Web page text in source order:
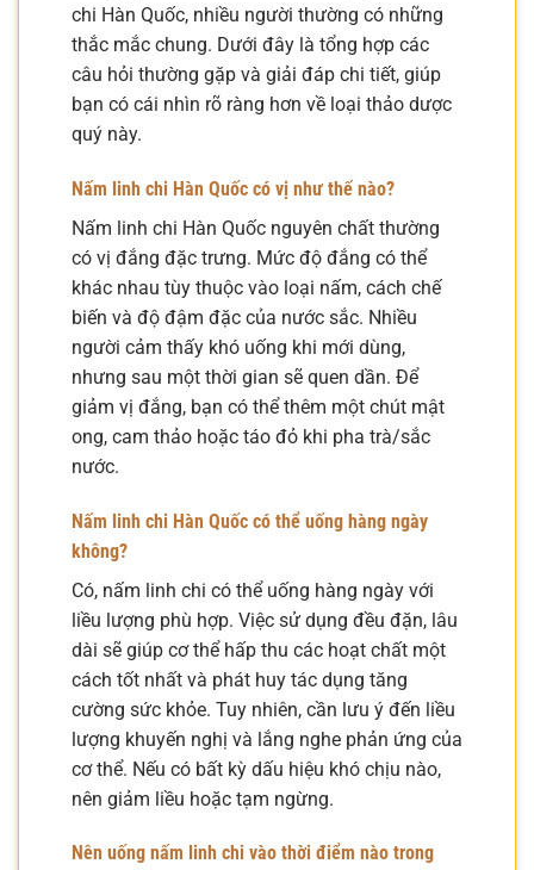
chi Hàn Quốc, nhiều người thường có những
thắc mắc chung. Dưới đây là tổng hợp các
câu hỏi thường gặp và giải đáp chi tiết, giúp
bạn có cái nhìn rõ ràng hơn về loại thảo dược
quý này.
Nấm linh chi Hàn Quốc có vị như thế nào?
Nấm linh chi Hàn Quốc nguyên chất thường
có vị đắng đặc trưng. Mức độ đắng có thể
khác nhau tùy thuộc vào loại nấm, cách chế
biến và độ đậm đặc của nước sắc. Nhiều
người cảm thấy khó uống khi mới dùng,
nhưng sau một thời gian sẽ quen dần. Để
giảm vị đắng, bạn có thể thêm một chút mật
ong, cam thảo hoặc táo đỏ khi pha trà/sắc
nước.
Nấm linh chi Hàn Quốc có thể uống hàng ngày
không?
Có, nấm linh chi có thể uống hàng ngày với
liều lượng phù hợp. Việc sử dụng đều đặn, lâu
dài sẽ giúp cơ thể hấp thu các hoạt chất một
cách tốt nhất và phát huy tác dụng tăng
cường sức khỏe. Tuy nhiên, cần lưu ý đến liều
lượng khuyến nghị và lắng nghe phản ứng của
cơ thể. Nếu có bất kỳ dấu hiệu khó chịu nào,
nên giảm liều hoặc tạm ngừng.
Nên uống nấm linh chi vào thời điểm nào trong